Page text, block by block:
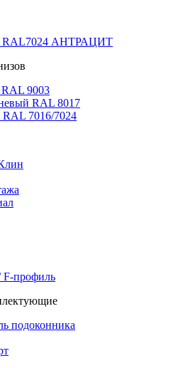
RAL7024 АНТРАЦИТ
9003
RAL 8017
7016/7024
F-профиль
подоконника